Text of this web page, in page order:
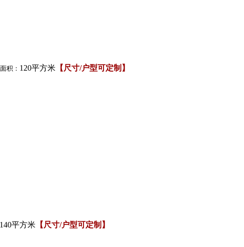
积： 120平方米 【尺寸/户型可定制】
140平方米 【尺寸/户型可定制】